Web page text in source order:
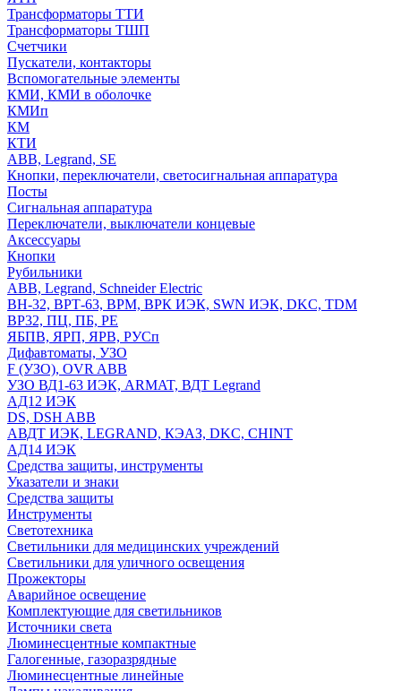
Трансформаторы ТТИ
Трансформаторы ТШП
Счетчики
Пускатели, контакторы
Вспомогательные элементы
КМИ, КМИ в оболочке
КМИп
КМ
КТИ
ABB, Legrand, SE
Кнопки, переключатели, светосигнальная аппаратура
Посты
Cигнальная аппаратура
Переключатели, выключатели концевые
Аксессуары
Кнопки
Рубильники
ABB, Legrand, Schneider Electric
ВН-32, ВРТ-63, ВРМ, ВРК ИЭК, SWN ИЭК, DKC, TDM
ВР32, ПЦ, ПБ, РЕ
ЯБПВ, ЯРП, ЯРВ, РУСп
Дифавтоматы, УЗО
F (УЗО), OVR ABB
УЗО ВД1-63 ИЭК, ARMAT, ВДТ Legrand
АД12 ИЭК
DS, DSH ABB
АВДТ ИЭК, LEGRAND, КЭАЗ, DKC, CHINT
АД14 ИЭК
Средства защиты, инструменты
Указатели и знаки
Средства защиты
Инструменты
Светотехника
Светильники для медицинских учреждений
Светильники для уличного освещения
Прожекторы
Аварийное освещение
Комплектующие для светильников
Источники света
Люминесцентные компактные
Галогенные, газоразрядные
Люминесцентные линейные